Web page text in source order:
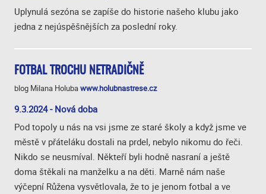
Uplynulá sezóna se zapíše do historie našeho klubu jako
jedna z nejúspěšnějších za poslední roky.
FOTBAL TROCHU NETRADIČNĚ
blog Milana Holubawww.holubnastrese.cz
9.3.2024 - Nová doba
Pod topoly u nás na vsi jsme ze staré školy a když jsme ve
městě v přáteláku dostali na prdel, nebylo nikomu do řeči.
Nikdo se neusmíval. Někteří byli hodně nasraní a ještě
doma štěkali na manželku a na děti. Marně nám naše
výčepní Růžena vysvětlovala, že to je jenom fotbal a ve